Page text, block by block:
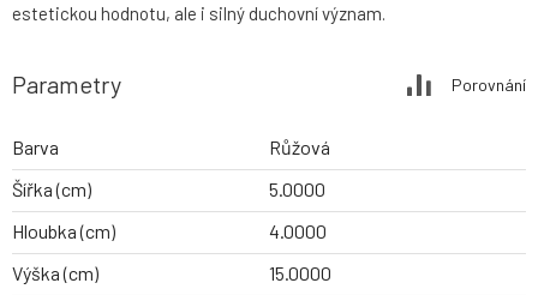
estetickou hodnotu, ale i silný duchovní význam.
Parametry Porovnání
Barva
Růžová
Šířka (cm)
5.0000
Hloubka (cm)
4.0000
Výška (cm)
15.0000